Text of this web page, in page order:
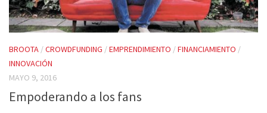
BROOTA /CROWDFUNDING /EMPRENDIMIENTO /FINANCIAMIENTO /
INNOVACIÓN
MAYO 9, 2016
Empoderando a los fans